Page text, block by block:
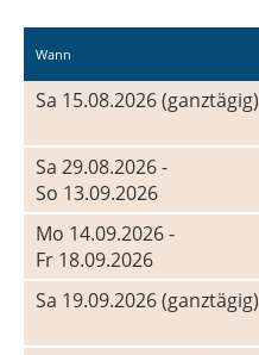
Wann
Sa 15.08.2026 (ganztägig)
Sa 29.08.2026 -
So 13.09.2026
Mo 14.09.2026 -
Fr 18.09.2026
Sa 19.09.2026 (ganztägig)